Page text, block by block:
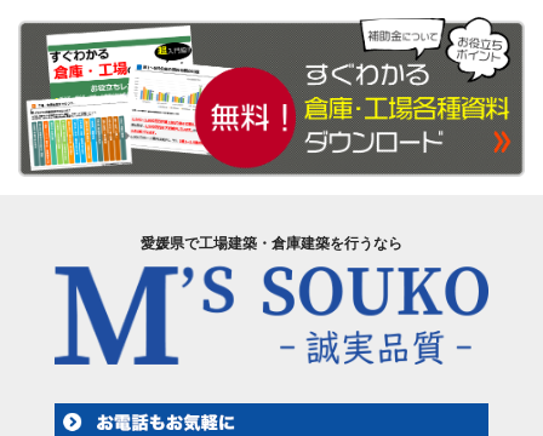
愛媛県で工場建築・倉庫建築を行うなら